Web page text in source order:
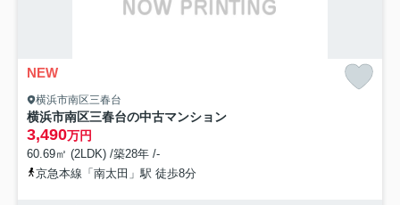
NEW
横浜市南区三春台
横浜市南区三春台の中古マンション
3,490万円
60.69㎡ (2LDK) /築28年 /-
京急本線「南太田」駅 徒歩8分